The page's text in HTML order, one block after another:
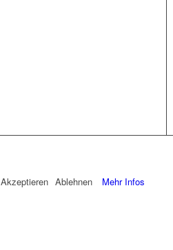
Akzeptieren Ablehnen Mehr Infos